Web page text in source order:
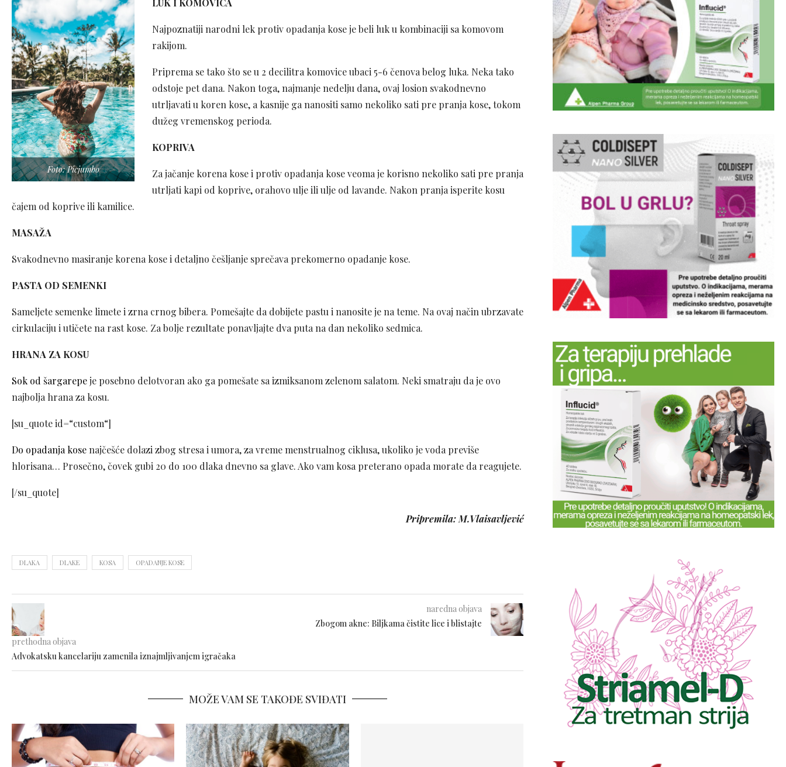
Foto: Picjumbo
LUK I KOMOVICA
Najpoznatiji narodni lek protiv opadanja kose je beli luk u kombinaciji sa komovom
rakijom.
Priprema se tako što se u 2 decilitra komovice ubaci 5-6 čenova belog luka. Neka tako
odstoje pet dana. Nakon toga, najmanje nedelju dana, ovaj losion svakodnevno
utrljavati u koren kose, a kasnije ga nanositi samo nekoliko sati pre pranja kose, tokom
dužeg vremenskog perioda.
KOPRIVA
Za jačanje korena kose i protiv opadanja kose veoma je korisno nekoliko sati pre pranja
utrljati kapi od koprive, orahovo ulje ili ulje od lavande. Nakon pranja isperite kosu
čajem od koprive ili kamilice.
MASAŽA
Svakodnevno masiranje korena kose i detaljno češljanje sprečava prekomerno opadanje kose.
PASTA OD SEMENKI
Sameljete semenke limete i zrna crnog bibera. Pomešajte da dobijete pastu i nanosite je na teme. Na ovaj način ubrzavate
cirkulaciju i utičete na rast kose. Za bolje rezultate ponavljajte dva puta na dan nekoliko sedmica.
HRANA ZA KOSU
Sok od šargarepeje posebno delotvoran ako ga pomešate sa izmiksanom zelenom salatom. Neki smatraju da je ovo
najbolja hrana za kosu.
[su_quote id=“custom“]
Do opadanja kosenajčešće dolazi zbog stresa i umora, za vreme menstrualnog ciklusa, ukoliko je voda previše
hlorisana… Prosečno, čovek gubi 20 do 100 dlaka dnevno sa glave. Ako vam kosa preterano opada morate da reagujete.
[/su_quote]
Pripremila: M.Vlaisavljević
DLAKA DLAKE KOSA OPADANJE KOSE
prethodna objava
Advokatsku kancelariju zamenila iznajmljivanjem igračaka
naredna objava
Zbogom akne: Biljkama čistite lice i blistajte
MOŽE VAM SE TAKOĐE SVIĐATI